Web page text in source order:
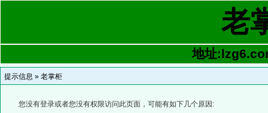
老
地址
提示信息 » 老掌柜
您没有登录或者您没有权限访问此页面，可能有如下几个原因: